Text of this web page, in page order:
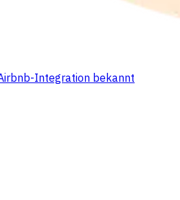
Integration bekannt